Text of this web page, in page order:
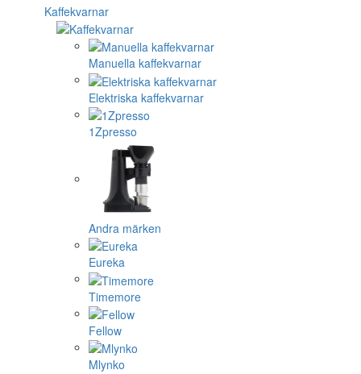
Kaffekvarnar
Manuella kaffekvarnar
Elektriska kaffekvarnar
1Zpresso
Andra märken
Eureka
Timemore
Fellow
Mlynko